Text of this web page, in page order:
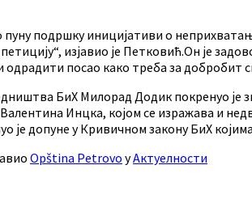
пуну подршку иницијативи о
изјавио је Петковић.Он је
посао како треба за добробит
БиХ Милорад Додик покренуо је
Инцка, којом се изражава и
је допуне у Кривичном закону БиХ
Opština Petrovo уАктуелности